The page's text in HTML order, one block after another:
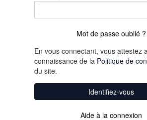
Mot de passe oublié ?
En vous connectant, vous attestez
connaissance de la Politique de
du site.
Identifiez-vous
Aide à la connexion